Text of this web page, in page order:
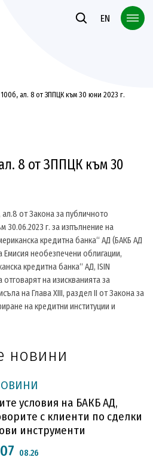
EN
ал. 8 от ЗППЦК към 30 юни 2023 г.
8 от ЗППЦК към 30
от Закона за публичното
30.06.2023 г. за изпълнение на
кредитна банка“ АД (БАКБ АД
Емисия необезпечени облигации,
кредитна банка“ АД, ISIN
отговарят на изискванията за
на Глава XIII, раздел II от Закона за
на кредитни институции и
новини
условия на БАКБ АД,
с клиенти по сделки
инструменти
07 08.26